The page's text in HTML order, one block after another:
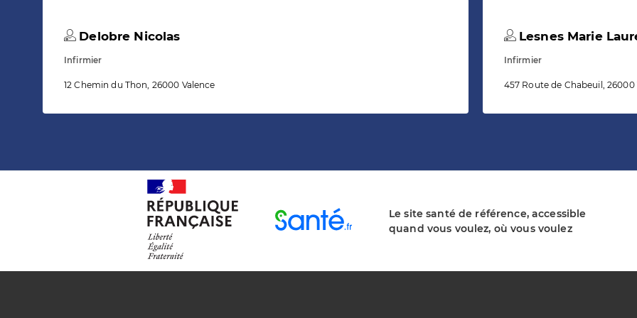
Delobre Nicolas
Infirmier
12 Chemin du Thon, 26000 Valence
Lesnes Marie
Infirmier
457 Route de Chabeuil, 26000
Le site santé de référence, accessible
quand vous voulez, où vous voulez